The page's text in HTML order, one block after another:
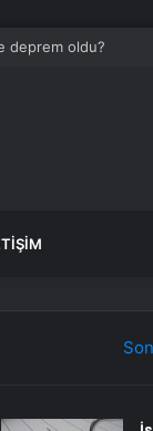
gönderildi